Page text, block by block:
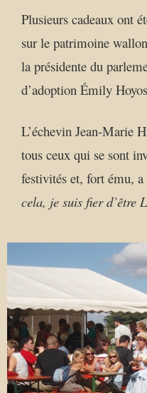
Plusieurs cadeaux ont
sur le patrimoine
la présidente du
d’adoption Émily
L’échevin Jean-Marie
tous ceux qui se sont
festivités et, fort ému, a
cela, je suis fier d’être